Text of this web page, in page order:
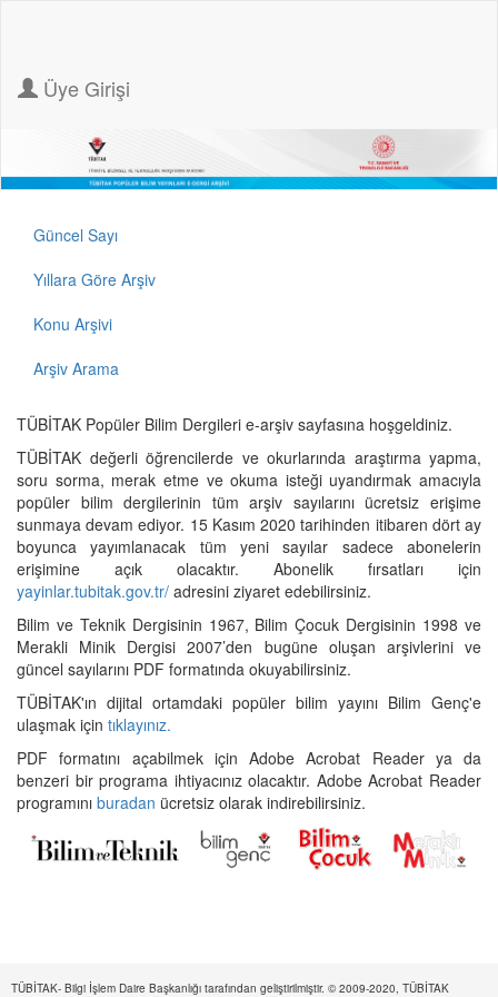
Üye Girişi
Güncel Sayı
Yıllara Göre Arşiv
Konu Arşivi
Arşiv Arama
TÜBİTAK Popüler Bilim Dergileri e-arşiv sayfasına hoşgeldiniz.
TÜBİTAK değerli öğrencilerde ve okurlarında araştırma yapma,
soru sorma, merak etme ve okuma isteği uyandırmak amacıyla
popüler bilim dergilerinin tüm arşiv sayılarını ücretsiz erişime
sunmaya devam ediyor. 15 Kasım 2020 tarihinden itibaren dört ay
boyunca yayımlanacak tüm yeni sayılar sadece abonelerin
erişimine açık olacaktır. Abonelik fırsatları için
yayinlar.tubitak.gov.tr/ adresini ziyaret edebilirsiniz.
Bilim ve Teknik Dergisinin 1967, Bilim Çocuk Dergisinin 1998 ve
Merakli Minik Dergisi 2007’den bugüne oluşan arşivlerini ve
güncel sayılarını PDF formatında okuyabilirsiniz.
TÜBİTAK'ın dijital ortamdaki popüler bilim yayını Bilim Genç'e
ulaşmak için tıklayınız.
PDF formatını açabilmek için Adobe Acrobat Reader ya da
benzeri bir programa ihtiyacınız olacaktır. Adobe Acrobat Reader
programını buradan ücretsiz olarak indirebilirsiniz.
TÜBİTAK- Bilgi İşlem Daire Başkanlığı tarafından geliştirilmiştir. © 2009-2020, TÜBİTAK